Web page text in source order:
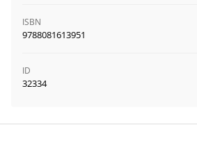
ISBN
9788081613951
ID
32334